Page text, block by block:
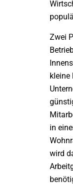
Zwei
kleine
in
wird